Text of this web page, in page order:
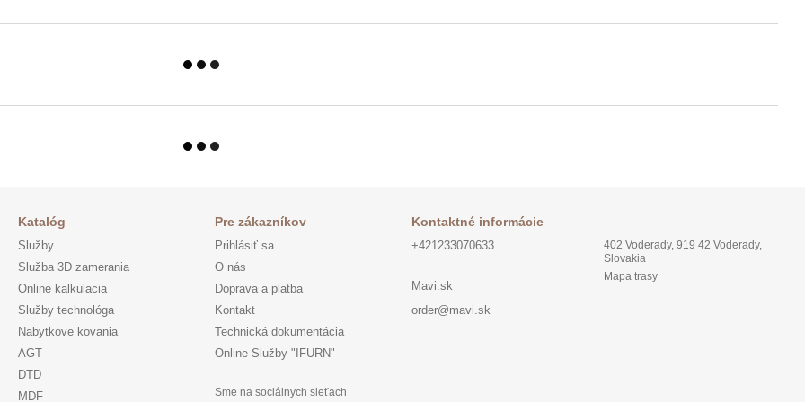
Katalóg
Služby
Služba 3D zamerania
Online kalkulacia
Služby technológa
Nabytkove kovania
AGT
DTD
MDF
Pre zákazníkov
Prihlásiť sa
O nás
Doprava a platba
Kontakt
Technická dokumentácia
Online Služby "IFURN"
Sme na sociálnych sieťach
Kontaktné informácie
+421233070633
Mavi.sk
order@mavi.sk
402 Voderady, 919 42 Voderady,
Slovakia
Mapa trasy